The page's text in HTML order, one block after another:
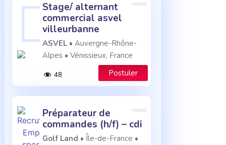
stage/ alternant
commercial asvel
villeurbanne
ASVEL • Auvergne-Rhône-
Alpes • Vénissieux, France
48 Postuler
préparateur de
commandes (h/f) – cdi
Golf Land • Île-de-France •